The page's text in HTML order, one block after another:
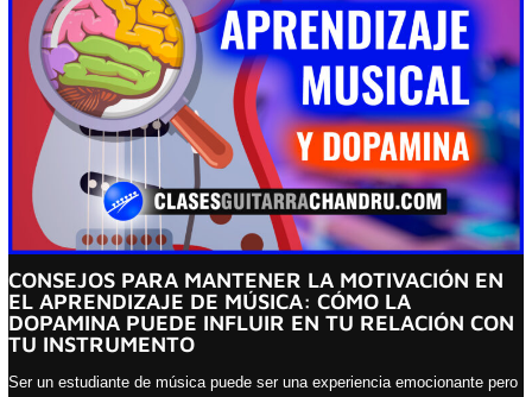
CONSEJOS PARA MANTENER LA MOTIVACIÓN EN
EL APRENDIZAJE DE MÚSICA: CÓMO LA
DOPAMINA PUEDE INFLUIR EN TU RELACIÓN CON
TU INSTRUMENTO
Ser un estudiante de música puede ser una experiencia emocionante pero